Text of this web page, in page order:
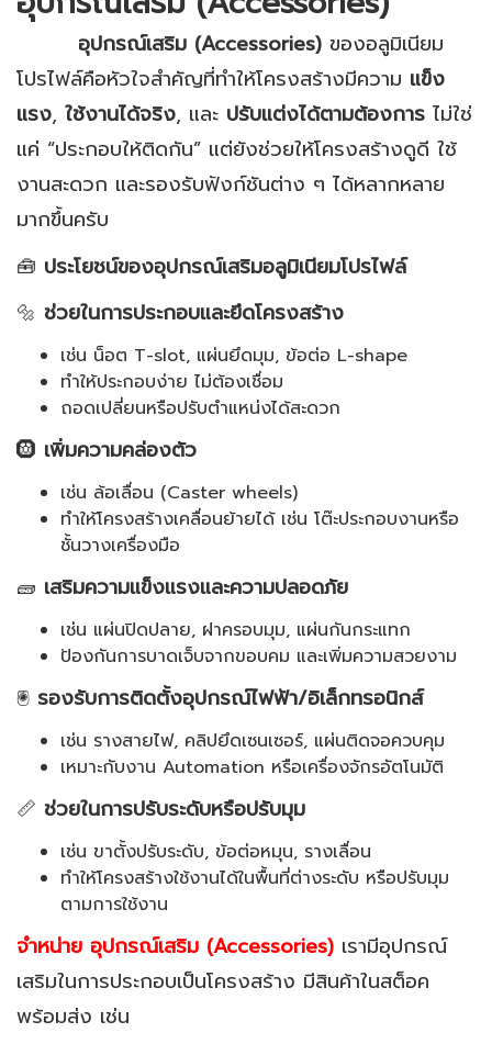
อุปกรณ์เสริม (Accessories) ของอลูมิเนียม
โปรไฟล์คือหัวใจสำคัญที่ทำให้โครงสร้างมีความ แข็ง
แรง, ใช้งานได้จริง, และ ปรับแต่งได้ตามต้องการ ไม่ใช่
แค่ “ประกอบให้ติดกัน” แต่ยังช่วยให้โครงสร้างดูดี ใช้
งานสะดวก และรองรับฟังก์ชันต่าง ๆ ได้หลากหลาย
มากขึ้นครับ
🧰 ประโยชน์ของอุปกรณ์เสริมอลูมิเนียมโปรไฟล์
🔩 ช่วยในการประกอบและยึดโครงสร้าง
เช่น น็อต T-slot, แผ่นยึดมุม, ข้อต่อ L-shape
ทำให้ประกอบง่าย ไม่ต้องเชื่อม
ถอดเปลี่ยนหรือปรับตำแหน่งได้สะดวก
🛞 เพิ่มความคล่องตัว
เช่น ล้อเลื่อน (Caster wheels)
ทำให้โครงสร้างเคลื่อนย้ายได้ เช่น โต๊ะประกอบงานหรือ
ชั้นวางเครื่องมือ
🧱 เสริมความแข็งแรงและความปลอดภัย
เช่น แผ่นปิดปลาย, ฝาครอบมุม, แผ่นกันกระแทก
ป้องกันการบาดเจ็บจากขอบคม และเพิ่มความสวยงาม
🖲️ รองรับการติดตั้งอุปกรณ์ไฟฟ้า/อิเล็กทรอนิกส์
เช่น รางสายไฟ, คลิปยึดเซนเซอร์, แผ่นติดจอควบคุม
เหมาะกับงาน Automation หรือเครื่องจักรอัตโนมัติ
📏 ช่วยในการปรับระดับหรือปรับมุม
เช่น ขาตั้งปรับระดับ, ข้อต่อหมุน, รางเลื่อน
ทำให้โครงสร้างใช้งานได้ในพื้นที่ต่างระดับ หรือปรับมุม
ตามการใช้งาน
จำหน่าย อุปกรณ์เสริม (Accessories) เรามีอุปกรณ์
เสริมในการประกอบเป็นโครงสร้าง มีสินค้าในสต็อค
พร้อมส่ง เช่น